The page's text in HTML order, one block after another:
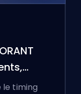
le timing